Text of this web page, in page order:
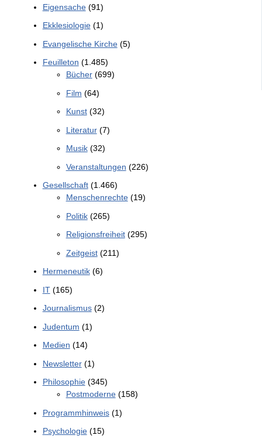
Eigensache(91)
Ekklesiologie(1)
Evangelische Kirche(5)
Feuilleton (1.485)
Bücher(699)
Film (64)
Kunst(32)
Literatur(7)
Musik(32)
Veranstaltungen (226)
Gesellschaft(1.466)
Menschenrechte(19)
Politik(265)
Religionsfreiheit(295)
Zeitgeist(211)
Hermeneutik(6)
IT(165)
Journalismus(2)
Judentum (1)
Medien (14)
Newsletter(1)
Philosophie(345)
Postmoderne(158)
Programmhinweis(1)
Psychologie(15)